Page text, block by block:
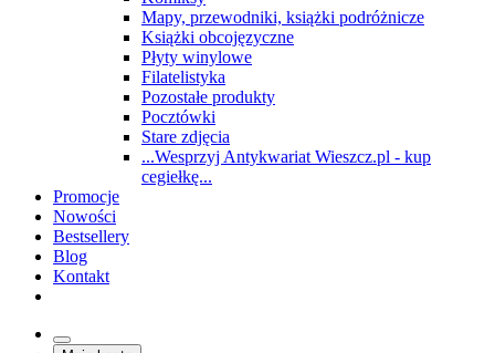
Mapy, przewodniki, książki podróżnicze
Książki obcojęzyczne
Płyty winylowe
Filatelistyka
Pozostałe produkty
Pocztówki
Stare zdjęcia
...Wesprzyj Antykwariat Wieszcz.pl - kup
cegiełkę...
Promocje
Nowości
Bestsellery
Blog
Kontakt